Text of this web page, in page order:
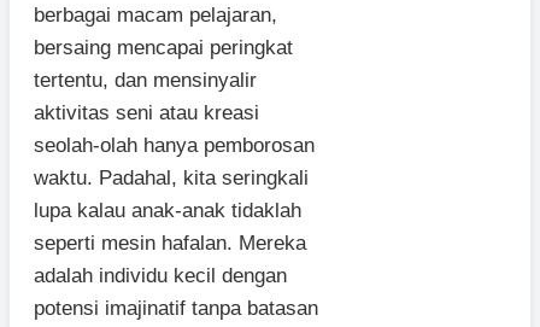
berbagai macam pelajaran,
bersaing mencapai peringkat
tertentu, dan mensinyalir
aktivitas seni atau kreasi
seolah-olah hanya pemborosan
waktu. Padahal, kita seringkali
lupa kalau anak-anak tidaklah
seperti mesin hafalan. Mereka
adalah individu kecil dengan
potensi imajinatif tanpa batasan